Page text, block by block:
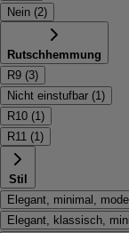
Nein (2)
Rutschhemmung
R9 (3)
Nicht einstufbar (1)
R10 (1)
R11 (1)
Stil
Elegant, minimal,
Elegant, klassisch,